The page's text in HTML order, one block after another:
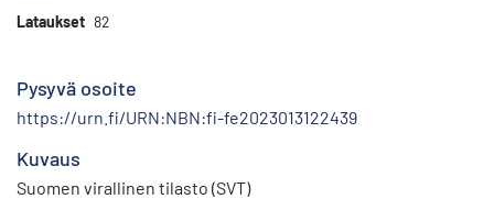
Lataukset 82
Pysyvä osoite
https://urn.fi/URN:NBN:fi-fe2023013122439
Kuvaus
Suomen virallinen tilasto (SVT)